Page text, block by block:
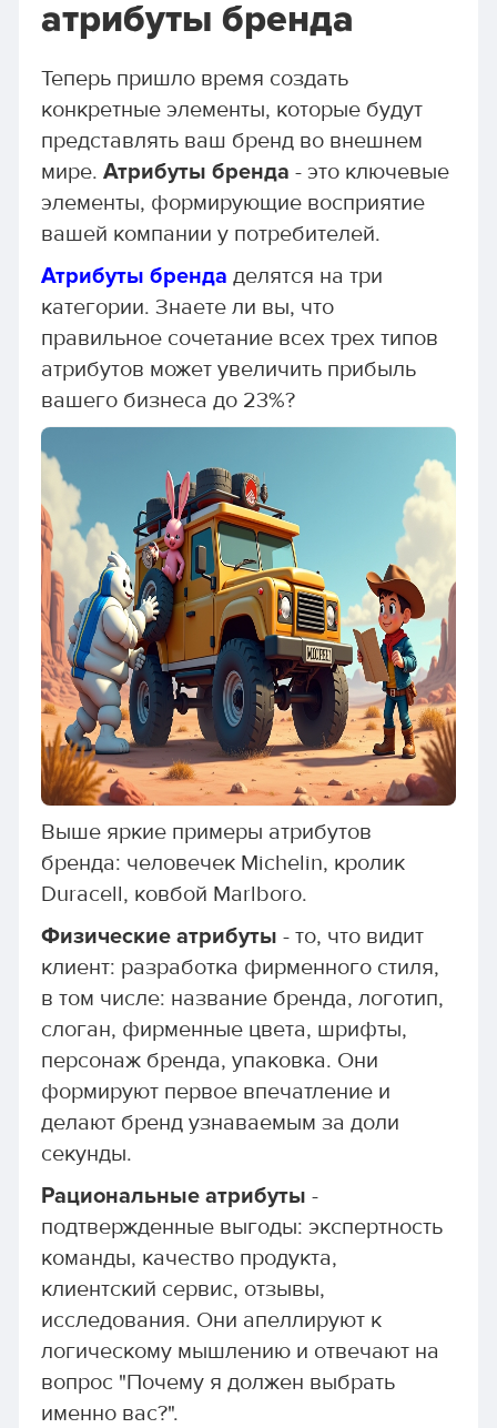
атрибуты бренда
Теперь пришло время создать
конкретные элементы, которые будут
представлять ваш бренд во внешнем
мире. Атрибуты бренда - это ключевые
элементы, формирующие восприятие
вашей компании у потребителей.
Атрибуты бренда делятся на три
категории. Знаете ли вы, что
правильное сочетание всех трех типов
атрибутов может увеличить прибыль
вашего бизнеса до 23%?
Выше яркие примеры атрибутов
бренда: человечек Michelin, кролик
Duracell, ковбой Marlboro.
Физические атрибуты - то, что видит
клиент: разработка фирменного стиля,
в том числе: название бренда, логотип,
слоган, фирменные цвета, шрифты,
персонаж бренда, упаковка. Они
формируют первое впечатление и
делают бренд узнаваемым за доли
секунды.
Рациональные атрибуты -
подтвержденные выгоды: экспертность
команды, качество продукта,
клиентский сервис, отзывы,
исследования. Они апеллируют к
логическому мышлению и отвечают на
вопрос "Почему я должен выбрать
именно вас?".